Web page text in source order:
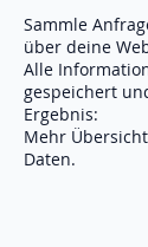
Sammle
über deine
Alle
gespeichert
Ergebnis:
Mehr
Daten.